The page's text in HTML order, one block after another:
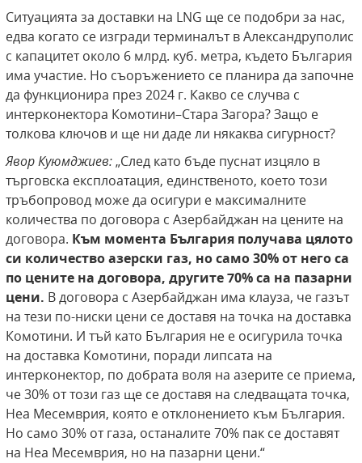
Ситуацията за доставки на LNG ще се подобри за нас,
едва когато се изгради терминалът в Александруполис
с капацитет около 6 млрд. куб. метра, където България
има участие. Но съоръжението се планира да започне
да функционира през 2024 г. Какво се случва с
интерконектора Комотини–Стара Загора? Защо е
толкова ключов и ще ни даде ли някаква сигурност?
Явор Куюмджиев:„След като бъде пуснат изцяло в
търговска експлоатация, единственото, което този
тръбопровод може да осигури е максималните
количества по договора с Азербайджан на цените на
договора. Към момента България получава цялото
си количество азерски газ, но само 30% от него са
по цените на договора, другите 70% са на пазарни
цени. В договора с Азербайджан има клауза, че газът
на тези по-ниски цени се доставя на точка на доставка
Комотини. И тъй като България не е осигурила точка
на доставка Комотини, поради липсата на
интерконектор, по добрата воля на азерите се приема,
че 30% от този газ ще се доставя на следващата точка,
Неа Месемврия, която е отклонението към България.
Но само 30% от газа, останалите 70% пак се доставят
на Неа Месемврия, но на пазарни цени.“